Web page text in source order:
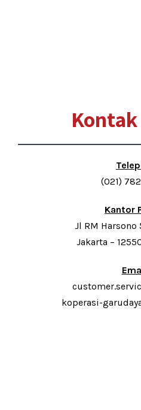
(021)
Kantor
Jl RM Harsono
Jakarta –
koperasi-